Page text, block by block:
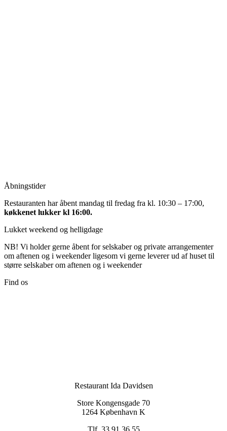
Åbningstider
Restauranten har åbent mandag til fredag fra kl. 10:30 – 17:00,
køkkenet lukker kl 16:00.
Lukket weekend og helligdage
NB! Vi holder gerne åbent for selskaber og private arrangementer
om aftenen og i weekender ligesom vi gerne leverer ud af huset til
større selskaber om aftenen og i weekender
Find os
Restaurant Ida Davidsen
Store Kongensgade 70
1264 København K